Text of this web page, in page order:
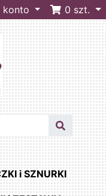
konto 0 szt.
i SZNURKI